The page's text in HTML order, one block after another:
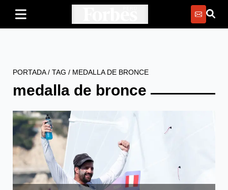
PORTADA/ TAG / MEDALLA DE BRONCE
medalla de bronce